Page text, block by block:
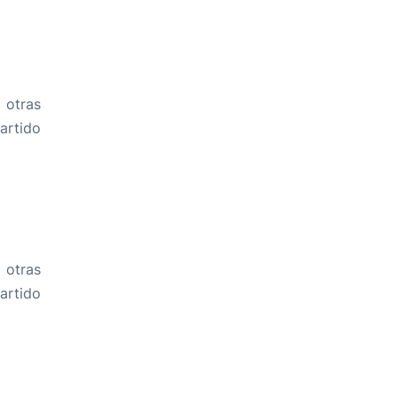
otras
otras